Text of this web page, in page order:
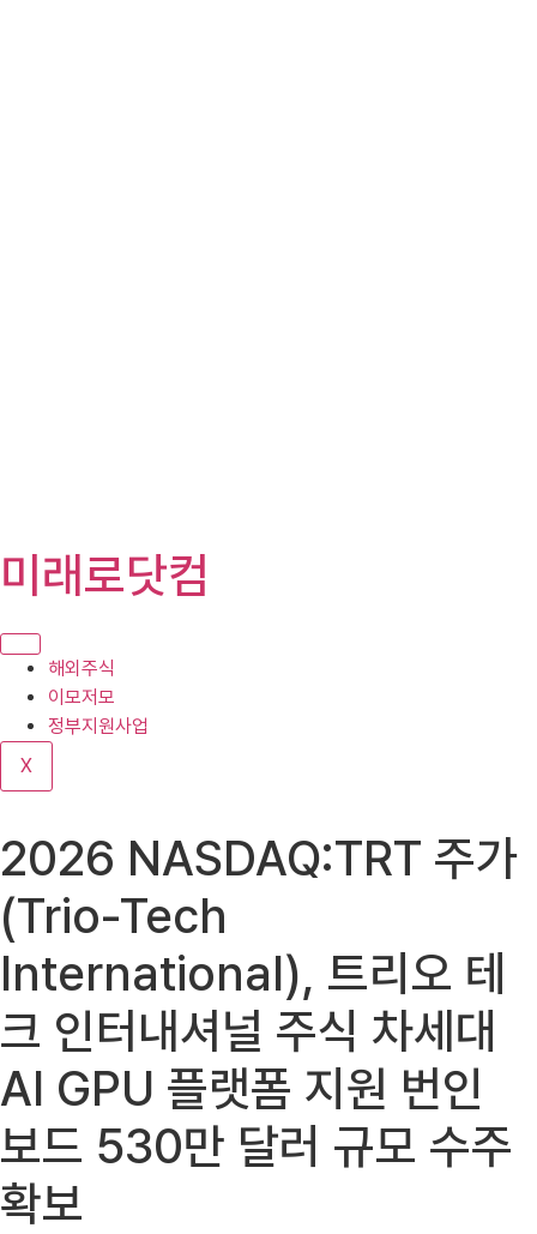
텐
로
기
미래로닷컴
해외주식
이모저모
정부지원사업
X
2026 NASDAQ:TRT 주가
(Trio-Tech
International), 트리오 테
크 인터내셔널 주식 차세대
AI GPU 플랫폼 지원 번인
보드 530만 달러 규모 수주
확보